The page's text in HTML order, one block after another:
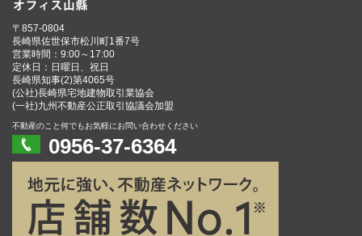
〒857-0804
長崎県佐世保市松川町1番7号
営業時間：9:00～17:00
定休日：日曜日、祝日
長崎県知事(2)第4065号
(公社)長崎県宅地建物取引業協会
(一社)九州不動産公正取引協議会加盟
不動産のこと何でもお気軽にお問い合わせください
0956-37-6364